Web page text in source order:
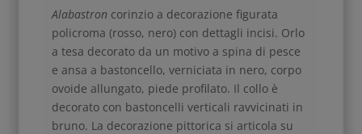
Alabastron corinzio a decorazione figurata
policroma (rosso, nero) con dettagli incisi. Orlo
a tesa decorato da un motivo a spina di pesce
e ansa a bastoncello, verniciata in nero, corpo
ovoide allungato, piede profilato. Il collo è
decorato con bastoncelli verticali ravvicinati in
bruno. La decorazione pittorica si articola su